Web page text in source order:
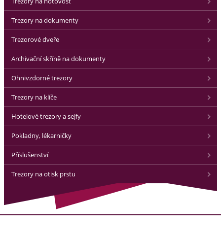
Trezory na dokumenty
Trezorové dveře
Archivační skříně na dokumenty
Ohnivzdorné trezory
Trezory na klíče
Hotelové trezory a sejfy
Pokladny, lékarničky
Příslušenství
Trezory na otisk prstu